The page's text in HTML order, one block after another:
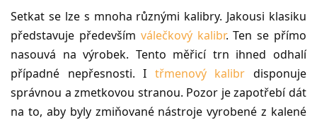
Setkat se lze s mnoha různými kalibry. Jakousi klasiku
představuje především válečkový kalibr. Ten se přímo
nasouvá na výrobek. Tento měřicí trn ihned odhalí
případné nepřesnosti. I třmenový kalibr disponuje
správnou a zmetkovou stranou. Pozor je zapotřebí dát
na to, aby byly zmiňované nástroje vyrobené z kalené